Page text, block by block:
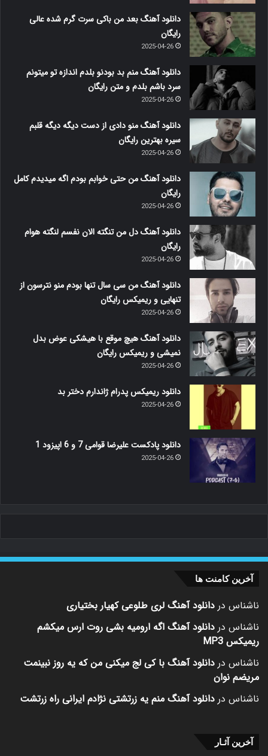
دانلود آهنگ بعد من باکی سرت گرم شده عالی
رایگان
2025-04-26
دانلود آهنگ منم بد بودنو بلدم اندازه تو میتونم
سرد باشم بلدم و متن رایگان
2025-04-26
دانلود آهنگ منو دادی از دست دیگه دیگه قلبم
سیره بهترین رایگان
2025-04-26
دانلود آهنگ من حتی خوابم بودم اگه میدیدم کامل
رایگان
2025-04-26
دانلود آهنگ دل من تنگته الان نفسم لنگته هوام
رایگان
2025-04-26
دانلود آهنگ من سی سال تنها بودم منو نترسون از
تنهایی و ریمیکس رایگان
2025-04-26
دانلود آهنگ هیچ موقع با هیشکی عوض بدل
نمیشی و ریمیکس رایگان
2025-04-26
دانلود ریمیکس پدرام ژاندارم دختر بد
2025-04-26
دانلود پادکست علیرضا قوامی 7 و 6 اپیزود 1
2025-04-26
آخرین کامنت ها
ناشناس در دانلود آهنگ لری طلوعی کهیار بختیاری
ناشناس در دانلود آهنگ اگه ارومیه بشی روت ارس میکشم
ریمیکس MP3
ناشناس در دانلود آهنگ با کی لج میکنی من که یه روز نبینمت
مریضم نوان
ناشناس در دانلود آهنگ منم یه زرتشتی نژادم ایرانی راه زرتشت
آخرین آثـار